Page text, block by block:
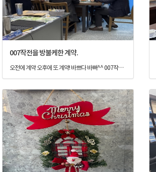
007작전을 방불케한 계약.
오전에 계약 오후에 또 계약! 바쁘다 바뻐^^ 007작전을 방불케한 계약